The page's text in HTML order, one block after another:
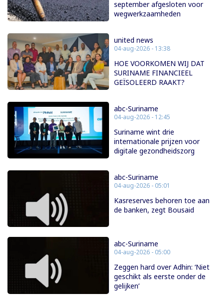
september afgesloten voor
wegwerkzaamheden
united news
04-aug-2026 - 13:38
HOE VOORKOMEN WIJ DAT
SURINAME FINANCIEEL
GEÏSOLEERD RAAKT?
abc-Suriname
04-aug-2026 - 12:45
Suriname wint drie
internationale prijzen voor
digitale gezondheidszorg
abc-Suriname
04-aug-2026 - 05:01
Kasreserves behoren toe aan
de banken, zegt Bousaid
abc-Suriname
04-aug-2026 - 05:00
Zeggen hard over Adhin: ‘Niet
geschikt als eerste onder de
gelijken’